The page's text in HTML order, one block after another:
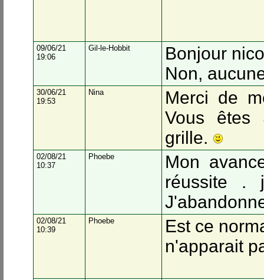
09/06/21
19:06
Gil-le-Hobbit
Bonjour
Non,
30/06/21
19:53
Nina
Merci de
Vous êtes
grille.
02/08/21
10:37
Phoebe
Mon
réussite .
02/08/21
10:39
Phoebe
Est ce
n'apparait